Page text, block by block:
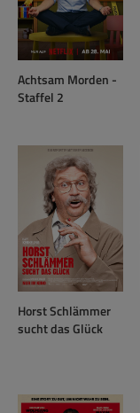
Achtsam Morden -
Staffel 2
Horst Schlämmer
sucht das Glück